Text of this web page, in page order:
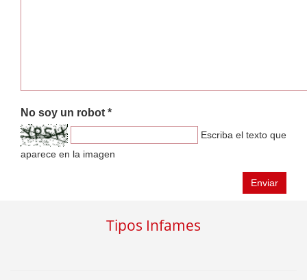
No soy un robot *
Escriba el texto que
aparece en la imagen
Enviar
Tipos Infames